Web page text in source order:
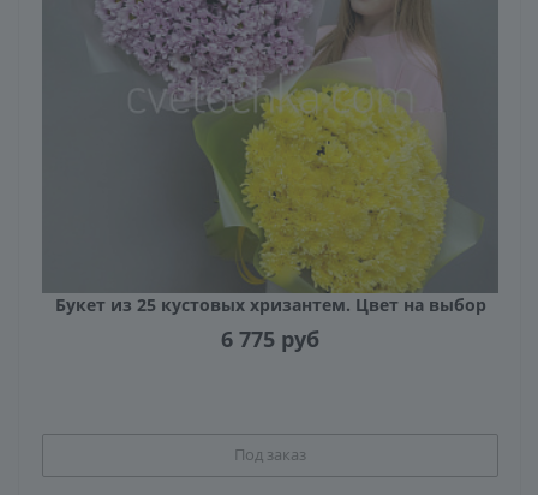
Букет из 25 кустовых хризантем. Цвет на выбор
6 775 руб
Под заказ